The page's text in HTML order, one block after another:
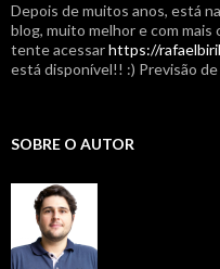
Depois de muitos anos, está
blog, muito melhor e com
tente acessarhttps://
está disponível!! :) Previsão
SOBRE O AUTOR